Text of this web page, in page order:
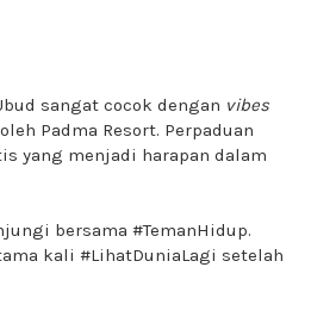
sangat cocok dengan vibes
Padma Resort. Perpaduan
yang menjadi harapan dalam
bersama #TemanHidup.
kali #LihatDuniaLagi setelah